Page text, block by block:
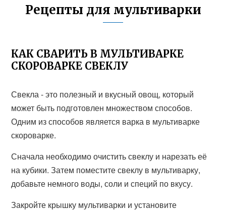
Рецепты для мультиварки
КАК СВАРИТЬ В МУЛЬТИВАРКЕ
СКОРОВАРКЕ СВЕКЛУ
Свекла - это полезный и вкусный овощ, который
может быть подготовлен множеством способов.
Одним из способов является варка в мультиварке
скороварке.
Сначала необходимо очистить свеклу и нарезать её
на кубики. Затем поместите свеклу в мультиварку,
добавьте немного воды, соли и специй по вкусу.
Закройте крышку мультиварки и установите